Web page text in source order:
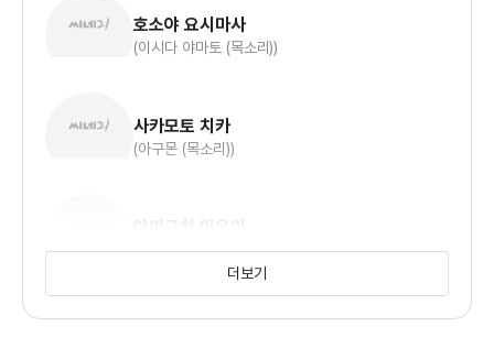
호소야 요시마사
(이시다 야마토 (목소리))
사카모토 치카
(아구몬 (목소리))
야마구치 마유미
(가부몬 (목소리))
더보기